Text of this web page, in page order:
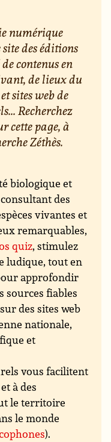
numérique
des éditions
contenus en
de lieux du
sites web de
Recherchez
cette page, à
Zéthès.
biologique et
des
vivantes et
remarquables,
quiz, stimulez
ludique, tout en
approfondir
sources fiables
des sites web
nationale,
et
vous facilitent
à des
le territoire
le monde
).